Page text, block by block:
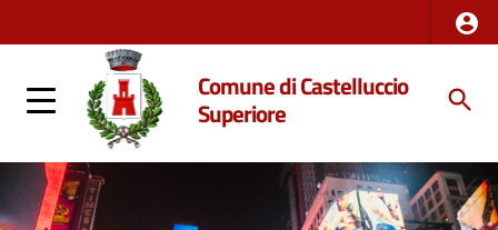
Comune di Castelluccio
Superiore